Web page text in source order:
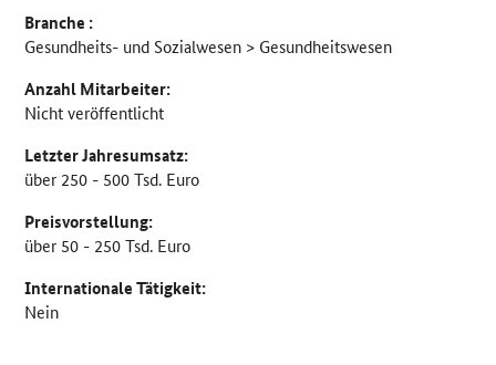
Branche :
Gesundheits- und Sozialwesen > Gesundheitswesen
Anzahl Mitarbeiter:
Nicht veröffentlicht
Letzter Jahresumsatz:
über 250 - 500 Tsd. Euro
Preisvorstellung:
über 50 - 250 Tsd. Euro
Internationale Tätigkeit:
Nein